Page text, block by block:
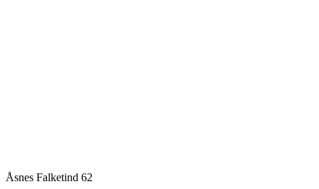
Åsnes Falketind 62